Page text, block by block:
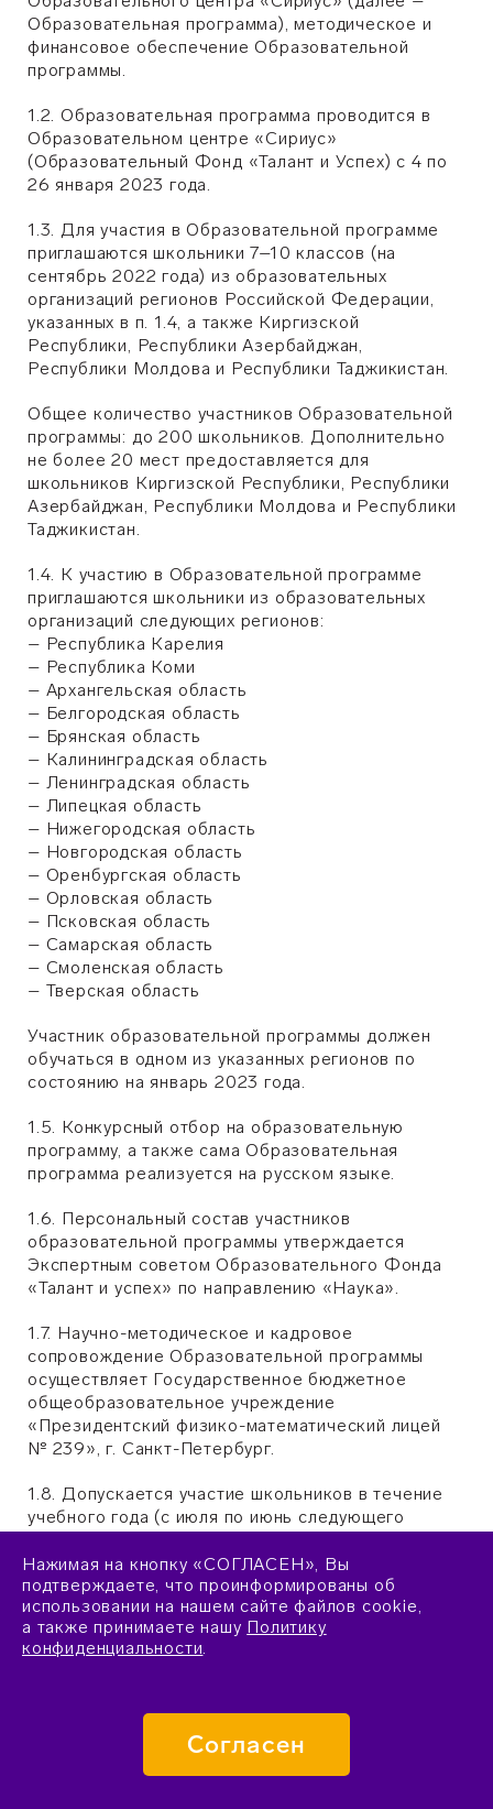
Образовательная программа), методическое и
финансовое обеспечение Образовательной
программы.
1.2. Образовательная программа проводится в
Образовательном центре «Сириус»
(Образовательный Фонд «Талант и Успех) с 4 по
26 января 2023 года.
1.3. Для участия в Образовательной программе
приглашаются школьники 7–10 классов (на
сентябрь 2022 года) из образовательных
организаций регионов Российской Федерации,
указанных в п. 1.4, а также Киргизской
Республики, Республики Азербайджан,
Республики Молдова и Республики Таджикистан.
Общее количество участников Образовательной
программы: до 200 школьников. Дополнительно
не более 20 мест предоставляется для
школьников Киргизской Республики, Республики
Азербайджан, Республики Молдова и Республики
Таджикистан.
1.4. К участию в Образовательной программе
приглашаются школьники из образовательных
организаций следующих регионов:
– Республика Карелия
– Республика Коми
– Архангельская область
– Белгородская область
– Брянская область
– Калининградская область
– Ленинградская область
– Липецкая область
– Нижегородская область
– Новгородская область
– Оренбургская область
– Орловская область
– Псковская область
– Самарская область
– Смоленская область
– Тверская область
Участник образовательной программы должен
обучаться в одном из указанных регионов по
состоянию на январь 2023 года.
1.5. Конкурсный отбор на образовательную
программу, а также сама Образовательная
программа реализуется на русском языке.
1.6. Персональный состав участников
образовательной программы утверждается
Экспертным советом Образовательного Фонда
«Талант и успех» по направлению «Наука».
1.7. Научно-методическое и кадровое
сопровождение Образовательной программы
осуществляет Государственное бюджетное
общеобразовательное учреждение
«Президентский физико-математический лицей
№ 239», г. Санкт-Петербург.
1.8. Допускается участие школьников в течение
учебного года (с июля по июнь следующего
образовательных программах по направлению
«Наука» (по любым профилям, включая
проектные образовательные программы), не
идущих подряд.
интенсивным режимом занятий и объемом
академической нагрузки, рассчитанной на весь
период пребывания обучающихся в
Нажимая на кнопку «СОГЛАСЕН», Вы
подтверждаете, что проинформированы об
использовании на нашем сайте файлов cookie,
а также принимаете нашу Политику
конфиденциальности.
Согласен